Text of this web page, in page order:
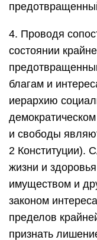
4. Проводя
состоянии
благам и
иерархию
и свободы
2 Конституции).
жизни и
имуществом и
законом
пределов
признать